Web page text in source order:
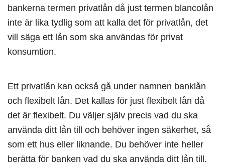
bankerna termen privatlån då just termen blancolån
inte är lika tydlig som att kalla det för privatlån, det
vill säga ett lån som ska användas för privat
konsumtion.
Ett privatlån kan också gå under namnen banklån
och flexibelt lån. Det kallas för just flexibelt lån då
det är flexibelt. Du väljer själv precis vad du ska
använda ditt lån till och behöver ingen säkerhet, så
som ett hus eller liknande. Du behöver inte heller
berätta för banken vad du ska använda ditt lån till.